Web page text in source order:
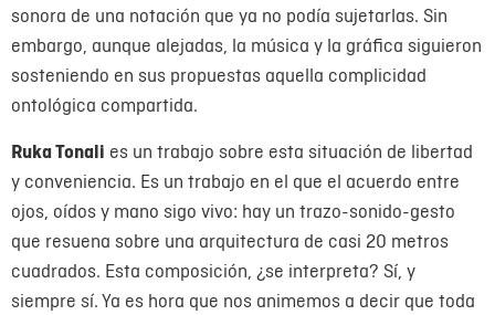
sonora de una notación que ya no podía sujetarlas. Sin
embargo, aunque alejadas, la música y la gráfica siguieron
sosteniendo en sus propuestas aquella complicidad
ontológica compartida.
Ruka Tonali es un trabajo sobre esta situación de libertad
y conveniencia. Es un trabajo en el que el acuerdo entre
ojos, oídos y mano sigo vivo: hay un trazo-sonido-gesto
que resuena sobre una arquitectura de casi 20 metros
cuadrados. Esta composición, ¿se interpreta? Sí, y
siempre sí. Ya es hora que nos animemos a decir que toda